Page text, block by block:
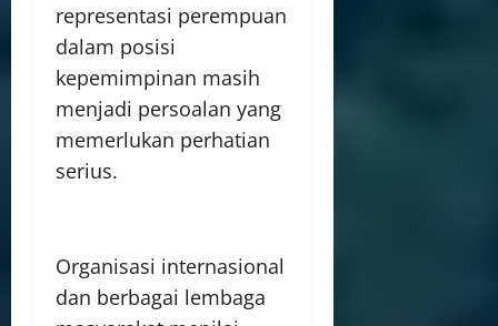
representasi perempuan
dalam posisi
kepemimpinan masih
menjadi persoalan yang
memerlukan perhatian
serius.
Organisasi internasional
dan berbagai lembaga